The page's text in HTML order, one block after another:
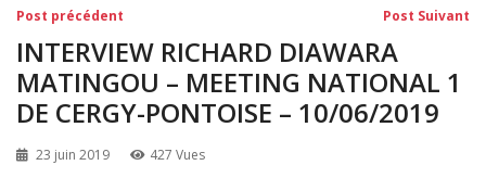
Navigation
de
l’article
Post précédent Post Suivant
INTERVIEW RICHARD DIAWARA
MATINGOU – MEETING NATIONAL 1
DE CERGY-PONTOISE – 10/06/2019
23 juin 2019 427 Vues